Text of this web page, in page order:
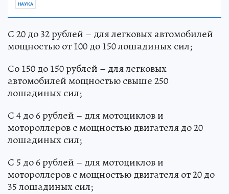
НАУКА
С 20 до 32 рублей – для легковых автомобилей
мощностью от 100 до 150 лошадиных сил;
Со 150 до 150 рублей – для легковых
автомобилей мощностью свыше 250
лошадиных сил;
С 4 до 6 рублей – для мотоциклов и
мотороллеров с мощностью двигателя до 20
лошадиных сил;
С 5 до 6 рублей – для мотоциклов и
мотороллеров с мощностью двигателя от 20 до
35 лошадиных сил;